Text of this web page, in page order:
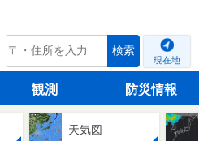
tenki.jp 検索
現在地
観測 防災情報
天気図